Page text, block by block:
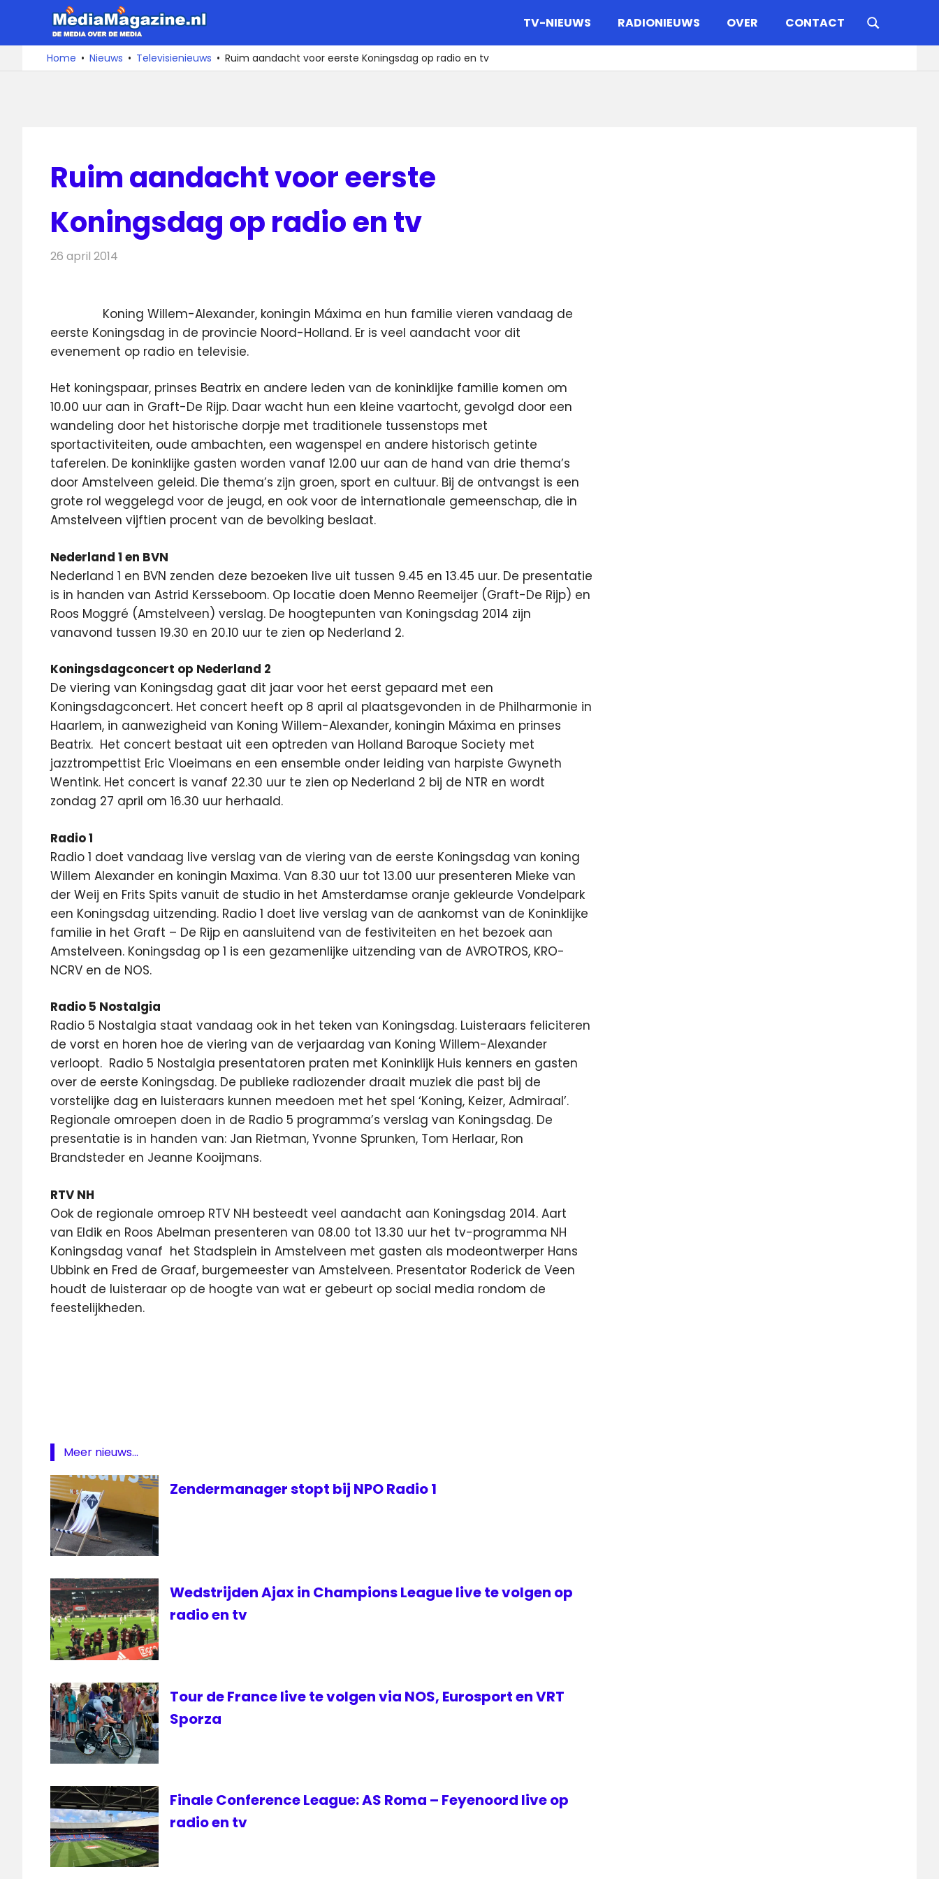
de
De
media
over
TV-NIEUWS RADIONIEUWS OVER CONTACT
Home Nieuws Televisienieuws Ruim aandacht voor eerste Koningsdag op radio en tv
Ruim aandacht voor eerste
Koningsdag op radio en tv
26 april 2014
Koning Willem-Alexander, koningin Máxima en hun familie vieren vandaag de
eerste Koningsdag in de provincie Noord-Holland. Er is veel aandacht voor dit
evenement op radio en televisie.
Het koningspaar, prinses Beatrix en andere leden van de koninklijke familie komen om
10.00 uur aan in Graft-De Rijp. Daar wacht hun een kleine vaartocht, gevolgd door een
wandeling door het historische dorpje met traditionele tussenstops met
sportactiviteiten, oude ambachten, een wagenspel en andere historisch getinte
taferelen. De koninklijke gasten worden vanaf 12.00 uur aan de hand van drie thema’s
door Amstelveen geleid. Die thema’s zijn groen, sport en cultuur. Bij de ontvangst is een
grote rol weggelegd voor de jeugd, en ook voor de internationale gemeenschap, die in
Amstelveen vijftien procent van de bevolking beslaat.
Nederland 1 en BVN
Nederland 1 en BVN zenden deze bezoeken live uit tussen 9.45 en 13.45 uur. De presentatie
is in handen van Astrid Kersseboom. Op locatie doen Menno Reemeijer (Graft-De Rijp) en
Roos Moggré (Amstelveen) verslag. De hoogtepunten van Koningsdag 2014 zijn
vanavond tussen 19.30 en 20.10 uur te zien op Nederland 2.
Koningsdagconcert op Nederland 2
De viering van Koningsdag gaat dit jaar voor het eerst gepaard met een
Koningsdagconcert. Het concert heeft op 8 april al plaatsgevonden in de Philharmonie in
Haarlem, in aanwezigheid van Koning Willem-Alexander, koningin Máxima en prinses
Beatrix. Het concert bestaat uit een optreden van Holland Baroque Society met
jazztrompettist Eric Vloeimans en een ensemble onder leiding van harpiste Gwyneth
Wentink. Het concert is vanaf 22.30 uur te zien op Nederland 2 bij de NTR en wordt
zondag 27 april om 16.30 uur herhaald.
Radio 1
Radio 1 doet vandaag live verslag van de viering van de eerste Koningsdag van koning
Willem Alexander en koningin Maxima. Van 8.30 uur tot 13.00 uur presenteren Mieke van
der Weij en Frits Spits vanuit de studio in het Amsterdamse oranje gekleurde Vondelpark
een Koningsdag uitzending. Radio 1 doet live verslag van de aankomst van de Koninklijke
familie in het Graft – De Rijp en aansluitend van de festiviteiten en het bezoek aan
Amstelveen. Koningsdag op 1 is een gezamenlijke uitzending van de AVROTROS, KRO-
NCRV en de NOS.
Radio 5 Nostalgia
Radio 5 Nostalgia staat vandaag ook in het teken van Koningsdag. Luisteraars feliciteren
de vorst en horen hoe de viering van de verjaardag van Koning Willem-Alexander
verloopt. Radio 5 Nostalgia presentatoren praten met Koninklijk Huis kenners en gasten
over de eerste Koningsdag. De publieke radiozender draait muziek die past bij de
vorstelijke dag en luisteraars kunnen meedoen met het spel ‘Koning, Keizer, Admiraal’.
Regionale omroepen doen in de Radio 5 programma’s verslag van Koningsdag. De
presentatie is in handen van: Jan Rietman, Yvonne Sprunken, Tom Herlaar, Ron
Brandsteder en Jeanne Kooijmans.
RTV NH
Ook de regionale omroep RTV NH besteedt veel aandacht aan Koningsdag 2014. Aart
van Eldik en Roos Abelman presenteren van 08.00 tot 13.30 uur het tv-programma NH
Koningsdag vanaf het Stadsplein in Amstelveen met gasten als modeontwerper Hans
Ubbink en Fred de Graaf, burgemeester van Amstelveen. Presentator Roderick de Veen
houdt de luisteraar op de hoogte van wat er gebeurt op social media rondom de
feestelijkheden.
Koningsdag
Koningsdag
radio
nederland
1
radio
Radio 5
Nostalgia
RTV
NH
Meer nieuws...
Zendermanager stopt bij NPO Radio 1
Wedstrijden Ajax in Champions League live te volgen op
radio en tv
Tour de France live te volgen via NOS, Eurosport en VRT
Sporza
Finale Conference League: AS Roma – Feyenoord live op
radio en tv